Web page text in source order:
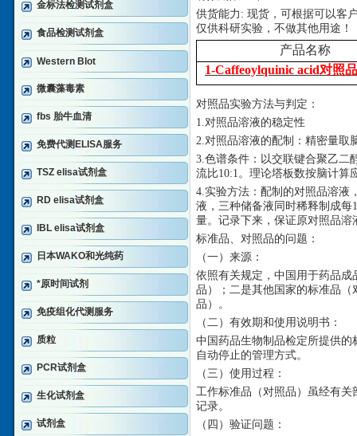
金标法检测试剂盒
食品检测试剂盒
Western Blot
微囊藻毒素
fbs 胎牛血清
免费代测ELISA服务
TSZ elisa试剂盒
RD elisa试剂盒
IBL elisa试剂盒
日本WAKO和光纯药
*原时间试剂
免疫组化代测服务
质粒
PCR试剂盒
生化试剂盒
试剂盒
供货能力 : 现货，可根据可以客
仅供科研实验，不做其他用途！
产品名称
1-Caffeoylquinic acid对照品
对照品实验方法与判定：
1.对照品溶液的稳定性
2.对照品溶液的配制：精密量取
3.色谱条件：以交联键合聚乙
流比10:1。理论塔板数按脑计算
4.实验方法：配制的对照品溶液
液，三种储备液同时稀释制成每
量。记录下来，保证原对照品
标准品、对照品的问题：
（一）来源：
依照有关规定，中国用于药品
品）；二是其他国家的标准品
品）。
（二）有效期和使用说明书：
中国药品生物制品检定所提供
自动停止的管理方式。
（三）使用过程：
工作标准品（对照品）虽经有
记录。
（四）验证问题：